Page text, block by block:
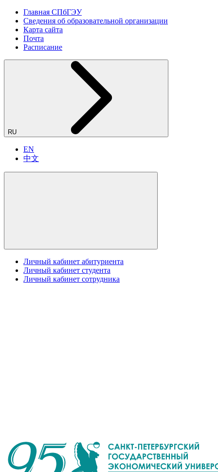
Главная СПбГЭУ
Сведения об образовательной организации
Карта сайта
Почта
Расписание
RU
EN
中文
Личный кабинет абитуриента
Личный кабинет студента
Личный кабинет сотрудника